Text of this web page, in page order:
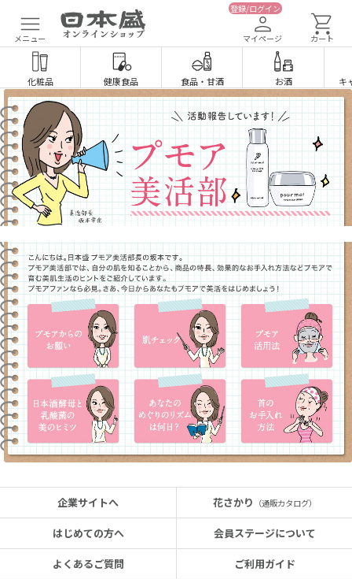
メニュー
登録/ログイン
マイページ カート
化粧品 健康食品 食品・ 甘酒 お酒 キ
プモアからのお願い 肌チェック プ
日本酒酵母と乳酸菌の美のヒミツあなたのめぐりのリズム
首
企業サイトへ
はじめての方へ
よくあるご質問
花さかり （通販カタログ）
会員ステージについて
ご利用ガイド